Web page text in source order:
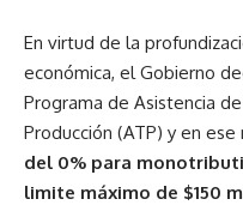
En virtud de la
económica, el Gobierno
Programa de Asistencia
Producción (ATP) y en ese
del 0% para
limite máximo de $150